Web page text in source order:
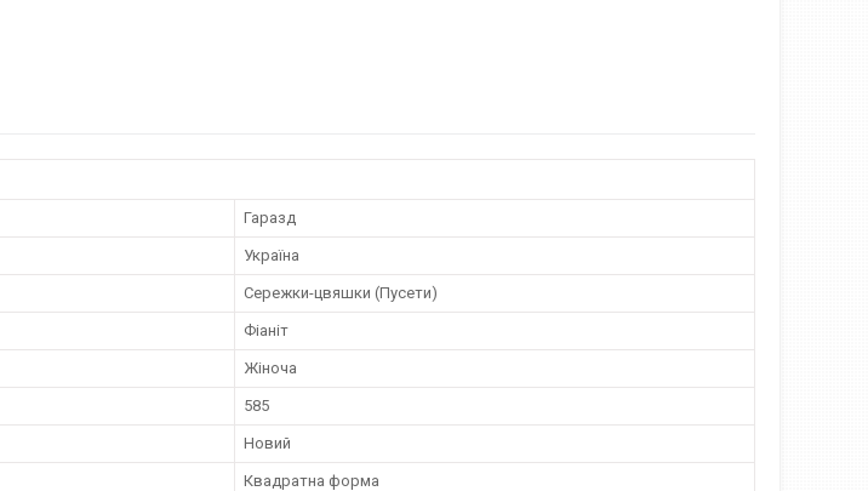
Гаразд
Україна
Сережки-цвяшки (Пусети)
Фіаніт
Жіноча
585
Новий
Квадратна форма